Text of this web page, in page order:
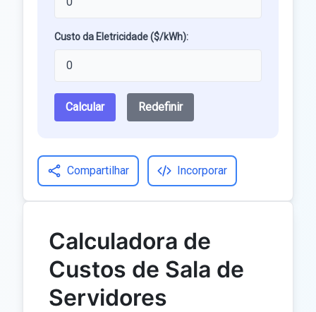
Custo da Eletricidade ($/kWh):
Calcular Redefinir
Compartilhar Incorporar
Calculadora de
Custos de Sala de
Servidores